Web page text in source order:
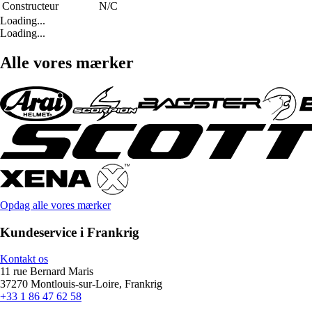
Constructeur
N/C
Loading...
Loading...
Alle vores mærker
Opdag alle vores mærker
Kundeservice i Frankrig
Kontakt os
11 rue Bernard Maris
37270 Montlouis-sur-Loire, Frankrig
+33 1 86 47 62 58